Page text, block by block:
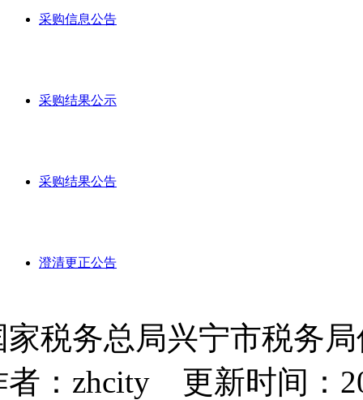
采购信息公告
采购结果公示
采购结果公告
澄清更正公告
家税务总局兴宁市税务
者：zhcity 更新时间：